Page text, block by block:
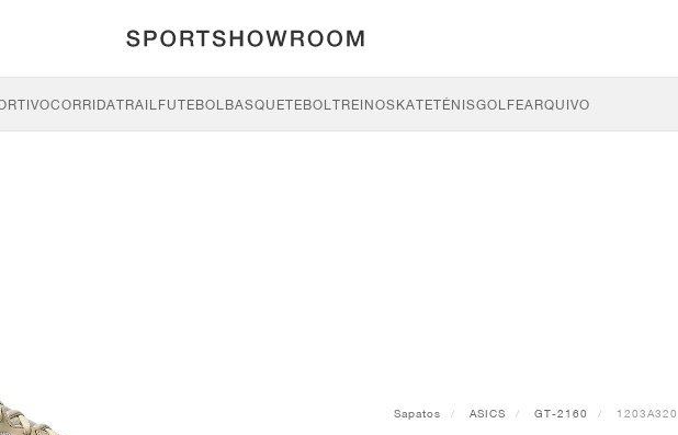
CORRIDATRAILFUTEBOLBASQUETEBOLTREINOSKATETÉNISGOLFEARQUIVO
Sapatos ASICS GT-2160